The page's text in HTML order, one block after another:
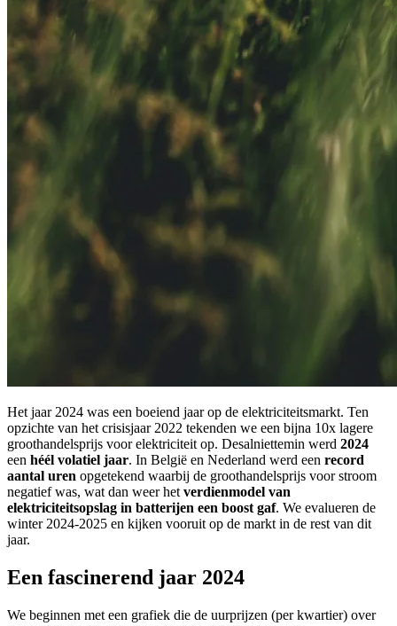
Het jaar 2024 was een boeiend jaar op de elektriciteitsmarkt. Ten
opzichte van het crisisjaar 2022 tekenden we een bijna 10x lagere
groothandelsprijs voor elektriciteit op. Desalniettemin werd 2024
een héél volatiel jaar. In België en Nederland werd een record
aantal uren opgetekend waarbij de groothandelsprijs voor stroom
negatief was, wat dan weer het verdienmodel van
elektriciteitsopslag in batterijen een boost gaf. We evalueren de
winter 2024-2025 en kijken vooruit op de markt in de rest van dit
jaar.
Een fascinerend jaar 2024
We beginnen met een grafiek die de uurprijzen (per kwartier) over